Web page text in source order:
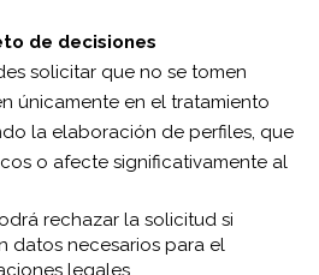
de decisiones
solicitar que no se tomen
únicamente en el tratamiento
la elaboración de perfiles, que
o afecte significativamente al
rechazar la solicitud si
datos necesarios para el
legales.